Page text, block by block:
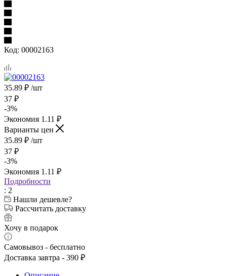
Код: 00002163
35.89 ₽ /шт
37 ₽
-3%
Экономия 1.11 ₽
Варианты цен
35.89 ₽ /шт
37 ₽
-3%
Экономия 1.11 ₽
Подробности
: 2
Нашли дешевле?
Рассчитать доставку
Хочу в подарок
Самовывоз - бесплатно
Доставка завтра - 390 ₽